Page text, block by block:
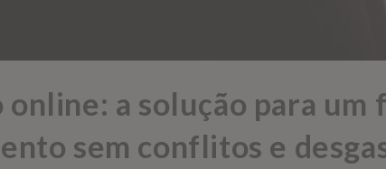
a solução para um
sem conflitos e